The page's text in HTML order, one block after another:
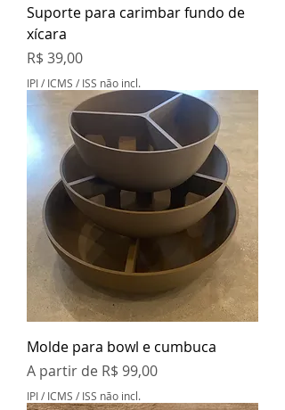
Suporte para carimbar fundo de
xícara
Preço
R$ 39,00
IPI / ICMS / ISS não incl.
Molde para bowl e cumbuca
A partir de R$ 99,00
Preço promocional
IPI / ICMS / ISS não incl.